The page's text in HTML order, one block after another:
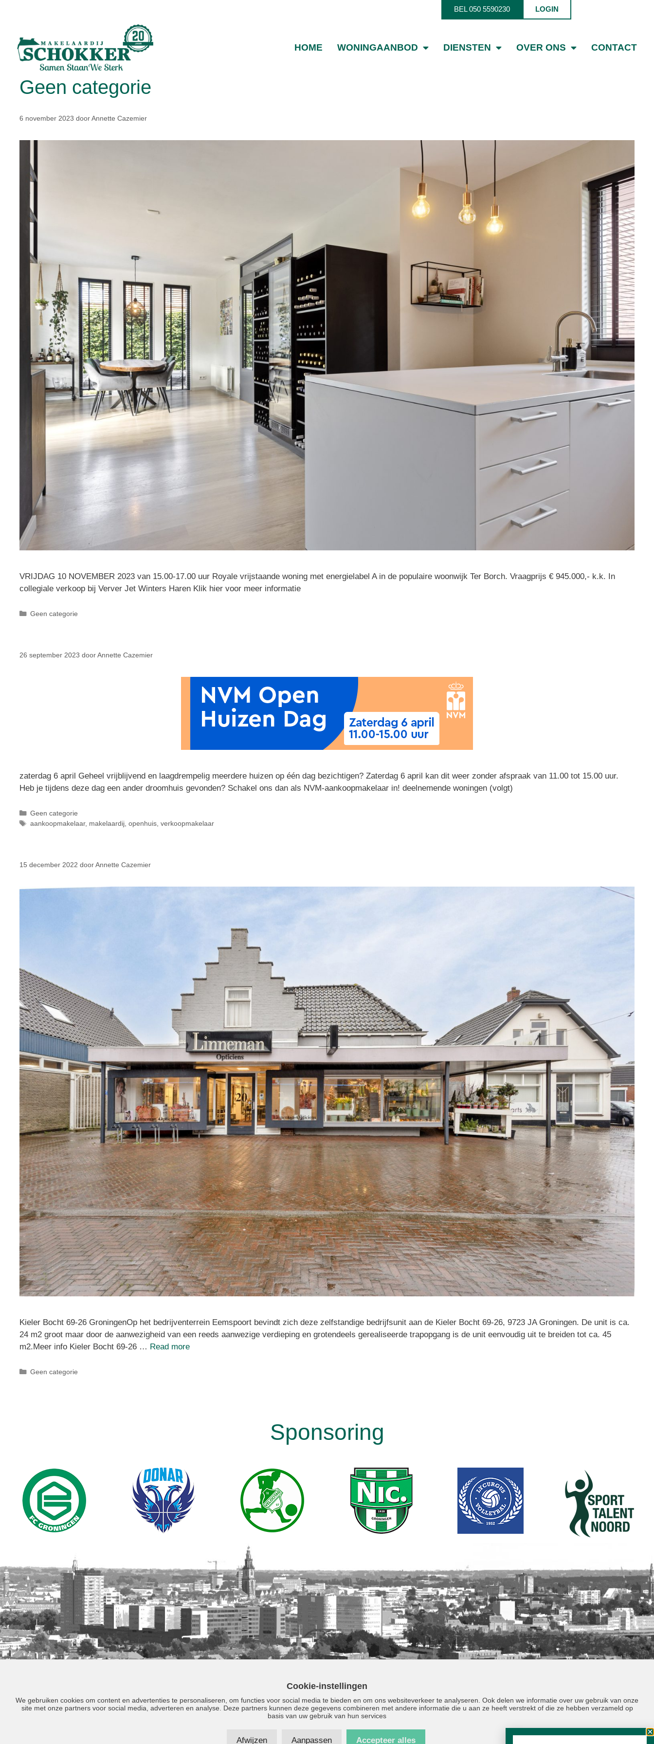
BEL 050 5590230 LOGIN
HOME WONINGAANBOD DIENSTEN OVER ONS CONTACT
Geen categorie
6 november 2023 doorAnnette Cazemier
VRIJDAG 10 NOVEMBER 2023 van 15.00-17.00 uur Royale vrijstaande woning met energielabel A in de populaire woonwijk Ter Borch. Vraagprijs € 945.000,- k.k. In
collegiale verkoop bij Verver Jet Winters Haren Klik hier voor meer informatie
Geen categorie
26 september 2023 doorAnnette Cazemier
zaterdag 6 april Geheel vrijblijvend en laagdrempelig meerdere huizen op één dag bezichtigen? Zaterdag 6 april kan dit weer zonder afspraak van 11.00 tot 15.00 uur.
Heb je tijdens deze dag een ander droomhuis gevonden? Schakel ons dan als NVM-aankoopmakelaar in! deelnemende woningen (volgt)
Geen categorie
aankoopmakelaar, makelaardij, openhuis, verkoopmakelaar
15 december 2022 doorAnnette Cazemier
Kieler Bocht 69-26 GroningenOp het bedrijventerrein Eemspoort bevindt zich deze zelfstandige bedrijfsunit aan de Kieler Bocht 69-26, 9723 JA Groningen. De unit is ca.
24 m2 groot maar door de aanwezigheid van een reeds aanwezige verdieping en grotendeels gerealiseerde trapopgang is de unit eenvoudig uit te breiden tot ca. 45
m2.Meer info Kieler Bocht 69-26 … Read more
Geen categorie
Sponsoring
Cookie-instellingen
We gebruiken cookies om content en advertenties te personaliseren, om functies voor social media te bieden en om ons websiteverkeer te analyseren. Ook delen we informatie over uw gebruik van onze
site met onze partners voor social media, adverteren en analyse. Deze partners kunnen deze gegevens combineren met andere informatie die u aan ze heeft verstrekt of die ze hebben verzameld op
basis van uw gebruik van hun services
Afwijzen Aanpassen Accepteer alles